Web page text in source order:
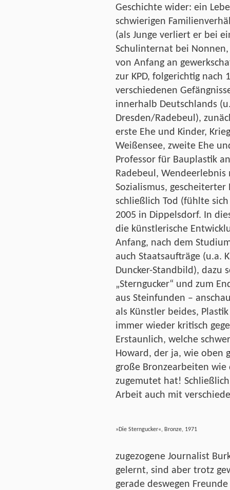
Geschichte wider: ein
schwierigen
(als Junge verliert er bei
Schulinternat bei Nonnen,
von Anfang an
zur KPD, folgerichtig nach
verschiedenen
innerhalb Deutschlands
Dresden/Radebeul),
erste Ehe und Kinder,
Weißensee, zweite Ehe
Professor für Bauplastik
Radebeul, Wendeerlebnis
Sozialismus,
schließlich Tod (fühlte
2005 in Dippelsdorf. In
die künstlerische
Anfang, nach dem
auch Staatsaufträge (u.a.
Duncker-Standbild), dazu
„Sterngucker“ und zum
aus Steinfunden –
als Künstler beides,
immer wieder kritisch
Erstaunlich, welche
Howard, der ja, wie oben
große Bronzearbeiten wie
zugemutet hat!
Arbeit auch mit
»Die Sterngucker«, Bronze, 1971
zugezogene Journalist
gelernt, sind aber trotz
gerade deswegen